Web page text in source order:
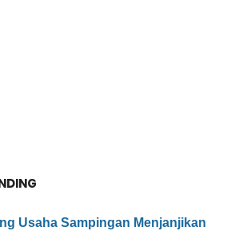
Usaha Sampingan Menjanjikan